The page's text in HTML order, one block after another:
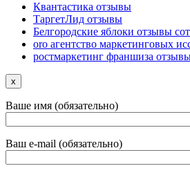
Квантастика отзывы
ТаргетЛид отзывы
Белгородские яблоки отзывы
oro агентство маркетинговых
ростмаркетинг франшиза
x
Ваше имя (обязательно)
Ваш e-mail (обязательно)